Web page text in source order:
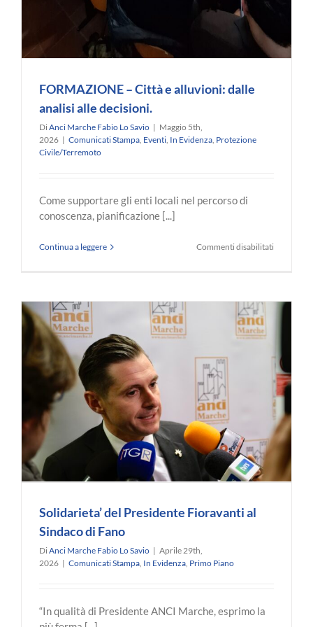
FORMAZIONE – Città e alluvioni: dalle
analisi alle decisioni.
DiAnci Marche Fabio Lo Savio | Maggio 5th,
2026 | Comunicati Stampa, Eventi, In Evidenza, Protezione
Civile/Terremoto
Come supportare gli enti locali nel percorso di
conoscenza, pianificazione [...]
Continua a leggere Commenti disabilitatisu
alluvioni:
decisioni.
Solidarieta’ del Presidente Fioravanti al
Sindaco di Fano
DiAnci Marche Fabio Lo Savio | Aprile 29th,
2026 | Comunicati Stampa, In Evidenza, Primo Piano
“In qualità di Presidente ANCI Marche, esprimo la